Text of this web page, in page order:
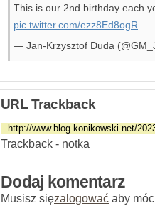
This is our 2nd birthday each
pic.twitter.com/ezz8Ed8ogR
— Jan-Krzysztof Duda
URL Trackback
Trackback - notka
Dodaj komentarz
Musisz sięzalogować aby